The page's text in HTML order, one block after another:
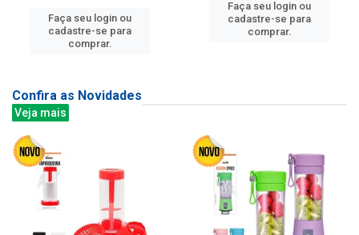
Faça seu login ou
cadastre-se para
comprar.
Faça seu login ou
cadastre-se para
comprar.
Confira as Novidades
Veja mais